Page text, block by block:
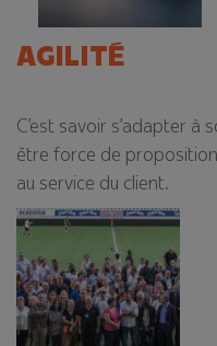
AGILITÉ​
C’est savoir s’adapter à
être force de
au service du client.